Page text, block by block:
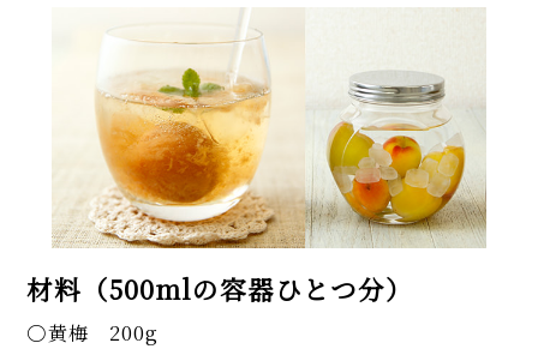
材料（500mlの容器ひとつ分）
黄梅 200g